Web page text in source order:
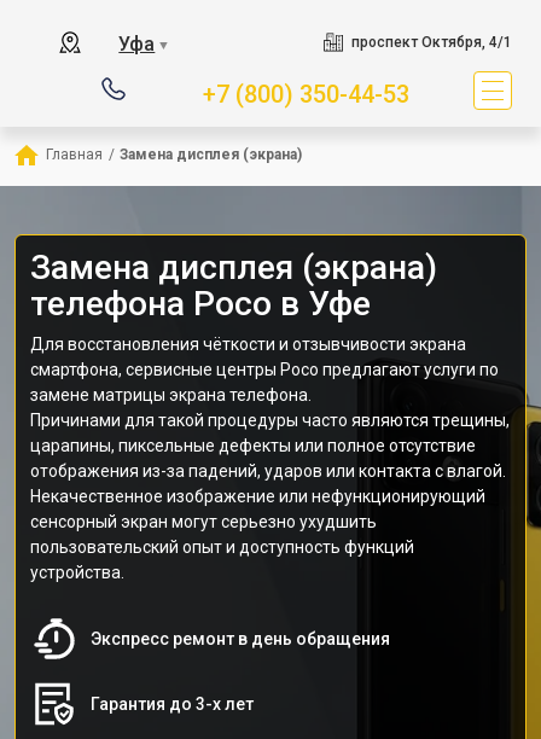
Уфа ▼ проспект Октября, 4/1
+7 (800) 350-44-53
Главная / Замена дисплея (экрана)
Замена дисплея (экрана)
телефона Poco в Уфе
Для восстановления чёткости и отзывчивости экрана
смартфона, сервисные центры Poco предлагают услуги по
замене матрицы экрана телефона.
Причинами для такой процедуры часто являются трещины,
царапины, пиксельные дефекты или полное отсутствие
отображения из-за падений, ударов или контакта с влагой.
Некачественное изображение или нефункционирующий
сенсорный экран могут серьезно ухудшить
пользовательский опыт и доступность функций
устройства.
Экспресс ремонт в день обращения
Гарантия до 3-х лет